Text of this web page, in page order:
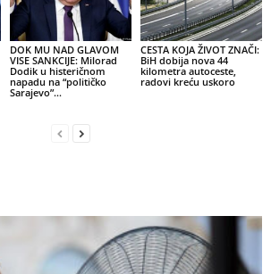
DOK MU NAD GLAVOM
VISE SANKCIJE: Milorad
Dodik u histeričnom
napadu na “političko
Sarajevo”…
CESTA KOJA ŽIVOT ZNAČI:
BiH dobija nova 44
kilometra autoceste,
radovi kreću uskoro